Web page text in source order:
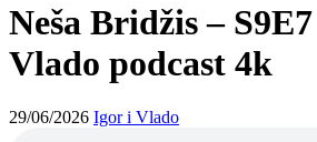
Neša Bridžis –
Vlado podcast 4k
29/06/2026 Igor i Vlado